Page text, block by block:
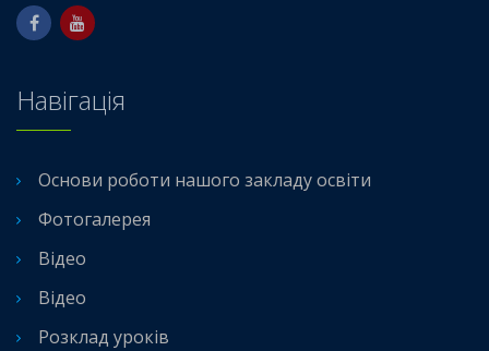
Навігація
Основи роботи нашого закладу освіти
Фотогалерея
Відео
Відео
Розклад уроків